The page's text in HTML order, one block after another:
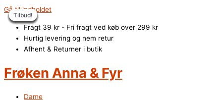
Gå til indholdet
Fragt 39 kr - Fri fragt ved køb over 299 kr
Hurtig levering og nem retur
Afhent & Returner i butik
Frøken Anna & Fyr
Dame
Tilbud!
Tilbud!
Tilbud!
Tilbud!
Tilbud!
Tilbud!
Tilbud!
Tilbud!
Tilbud!